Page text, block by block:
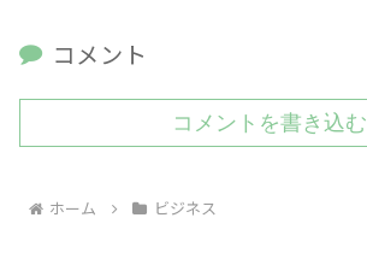
コメント
コメントを書き込む
ホーム ビジネス